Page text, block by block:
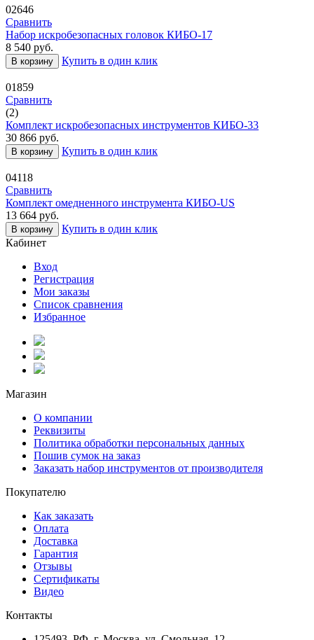
02646
Сравнить
Набор искробезопасных головок КИБО-17
8 540 руб.
В корзину Купить в один клик
01859
Сравнить
(2)
Комплект искробезопасных инструментов КИБО-33
30 866 руб.
В корзину Купить в один клик
04118
Сравнить
Комплект омедненного инструмента КИБО-US
13 664 руб.
В корзину
Купить в один клик
Кабинет
Вход
Регистрация
Мои заказы
Список сравнения
Избранное
Магазин
О компании
Реквизиты
Политика обработки персональных данных
Пошив сумок на заказ
Заказать набор инструментов от производителя
Покупателю
Как заказать
Оплата
Доставка
Гарантия
Отзывы
Сертификаты
Видео
Контакты